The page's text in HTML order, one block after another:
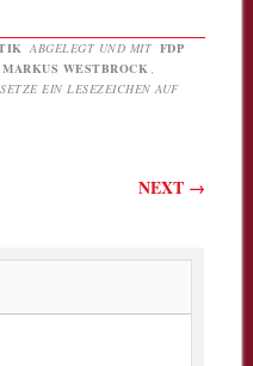
ABGELEGT UND MIT FDP
MARKUS WESTBROCK
EIN LESEZEICHEN AUF
NEXT →